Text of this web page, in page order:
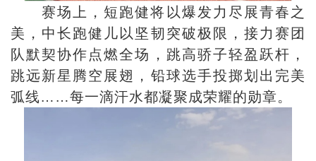
赛场上，短跑健将以爆发力尽展青春之
美，中长跑健儿以坚韧突破极限，接力赛团
队默契协作点燃全场，跳高骄子轻盈跃杆，
跳远新星腾空展翅，铅球选手投掷划出完美
弧线……每一滴汗水都凝聚成荣耀的勋章。